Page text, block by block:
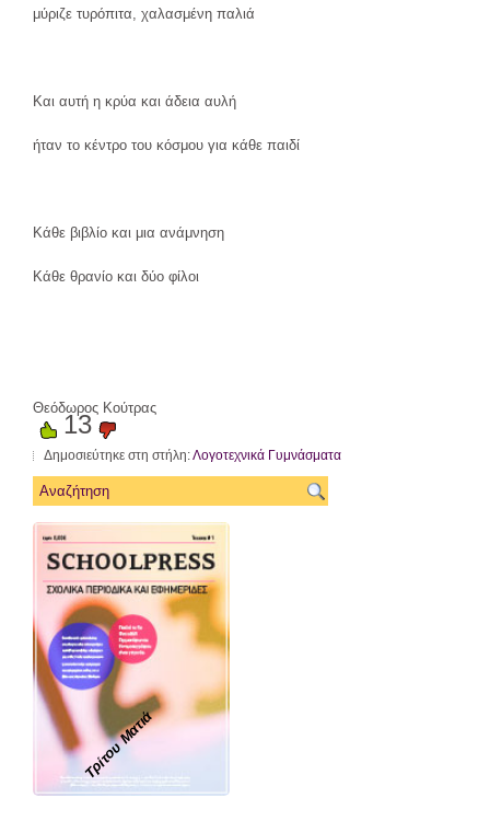
μύριζε τυρόπιτα, χαλασμένη παλιά
Και αυτή η κρύα και άδεια αυλή
ήταν το κέντρο του κόσμου για κάθε παιδί
Κάθε βιβλίο και μια ανάμνηση
Κάθε θρανίο και δύο φίλοι
Θεόδωρος Κούτρας
13
Δημοσιεύτηκε στη στήλη:Λογοτεχνικά Γυμνάσματα
Τρίτου Ματιά